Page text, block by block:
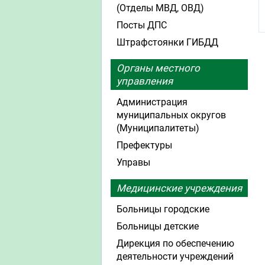
(Отделы МВД, ОВД)
Посты ДПС
Штрафстоянки ГИБДД
Органы местного
управления
Администрация
муниципальных округов
(Муниципалитеты)
Префектуры
Управы
Медицинские учреждения
Больницы городские
Больницы детские
Дирекция по обеспечению
деятельности учреждений